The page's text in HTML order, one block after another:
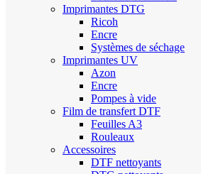
Imprimantes DTG
Ricoh
Encre
Systèmes de séchage
Imprimantes UV
Azon
Encre
Pompes à vide
Film de transfert DTF
Feuilles A3
Rouleaux
Accessoires
DTF nettoyants